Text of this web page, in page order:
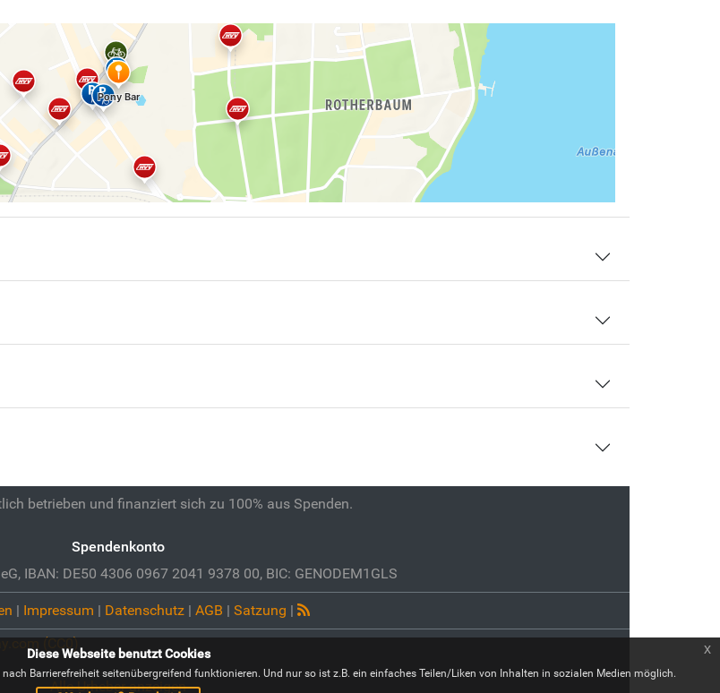
betrieben und finanziert sich zu 100% aus Spenden.
Spendenkonto
IBAN: DE50 4306 0967 2041 9378 00, BIC: GENODEM1GLS
| Impressum | Datenschutz| AGB | Satzung |
(CC0)
Alle Urheber anzeigen
Diese Webseite benutzt Cookies
Barrierefreiheit seitenübergreifend funktionieren. Und nur so ist z.B. ein einfaches Teilen/Liken von Inhalten in sozialen Medien möglich.
x